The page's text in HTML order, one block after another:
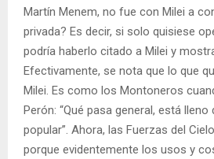
Martín Menem, no fue con Milei a
privada? Es decir, si solo quisiese
podría haberlo citado a Milei y
Efectivamente, se nota que lo que
Milei. Es como los Montoneros
Perón: “Qué pasa general, está
popular”. Ahora, las Fuerzas del
porque evidentemente los usos y